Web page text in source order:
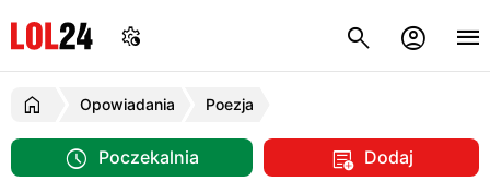
Opowiadania Poezja
Poczekalnia Dodaj